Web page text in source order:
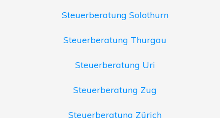
Steuerberatung Solothurn
Steuerberatung Thurgau
Steuerberatung Uri
Steuerberatung Zug
Steuerberatung Zürich